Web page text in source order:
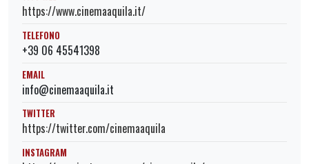
https://www.cinemaaquila.it/
TELEFONO
+39 06 45541398
EMAIL
info@cinemaaquila.it
TWITTER
https://twitter.com/cinemaaquila
INSTAGRAM